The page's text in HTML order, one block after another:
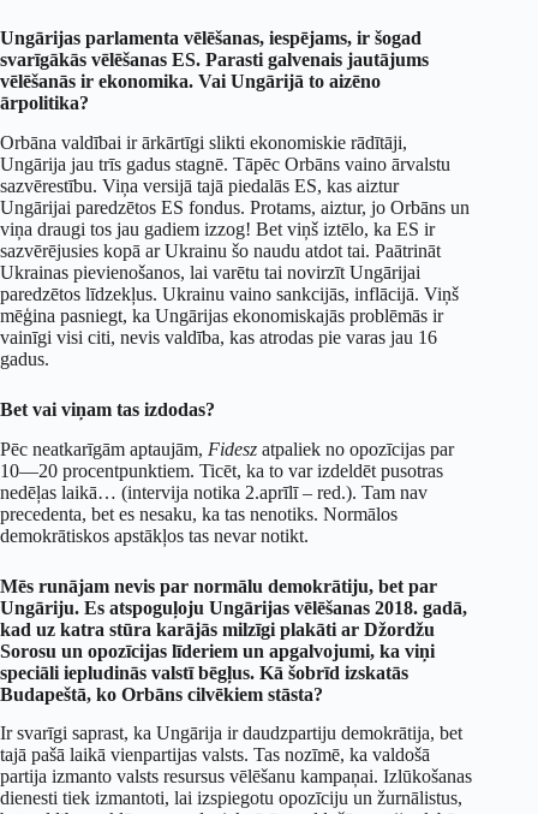
Ungārijas parlamenta vēlēšanas, iespējams, ir šogad
svarīgākās vēlēšanas ES. Parasti galvenais jautājums
vēlēšanās ir ekonomika. Vai Ungārijā to aizēno
ārpolitika?
Orbāna valdībai ir ārkārtīgi slikti ekonomiskie rādītāji,
Ungārija jau trīs gadus stagnē. Tāpēc Orbāns vaino ārvalstu
sazvērestību. Viņa versijā tajā piedalās ES, kas aiztur
Ungārijai paredzētos ES fondus. Protams, aiztur, jo Orbāns un
viņa draugi tos jau gadiem izzog! Bet viņš iztēlo, ka ES ir
sazvērējusies kopā ar Ukrainu šo naudu atdot tai. Paātrināt
Ukrainas pievienošanos, lai varētu tai novirzīt Ungārijai
paredzētos līdzekļus. Ukrainu vaino sankcijās, inflācijā. Viņš
mēģina pasniegt, ka Ungārijas ekonomiskajās problēmās ir
vainīgi visi citi, nevis valdība, kas atrodas pie varas jau 16
gadus.
Bet vai viņam tas izdodas?
Pēc neatkarīgām aptaujām, Fidesz atpaliek no opozīcijas par
10—20 procentpunktiem. Ticēt, ka to var izdeldēt pusotras
nedēļas laikā… (intervija notika 2.aprīlī – red.). Tam nav
precedenta, bet es nesaku, ka tas nenotiks. Normālos
demokrātiskos apstākļos tas nevar notikt.
Mēs runājam nevis par normālu demokrātiju, bet par
Ungāriju. Es atspoguļoju Ungārijas vēlēšanas 2018. gadā,
kad uz katra stūra karājās milzīgi plakāti ar Džordžu
Sorosu un opozīcijas līderiem un apgalvojumi, ka viņi
speciāli iepludinās valstī bēgļus. Kā šobrīd izskatās
Budapeštā, ko Orbāns cilvēkiem stāsta?
Ir svarīgi saprast, ka Ungārija ir daudzpartiju demokrātija, bet
tajā pašā laikā vienpartijas valsts. Tas nozīmē, ka valdošā
partija izmanto valsts resursus vēlēšanu kampaņai. Izlūkošanas
dienesti tiek izmantoti, lai izspiegotu opozīciju un žurnālistus,